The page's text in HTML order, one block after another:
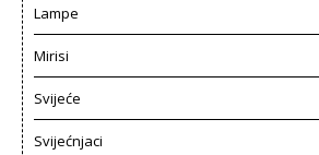
Lampe
Mirisi
Svijeće
Svijećnjaci